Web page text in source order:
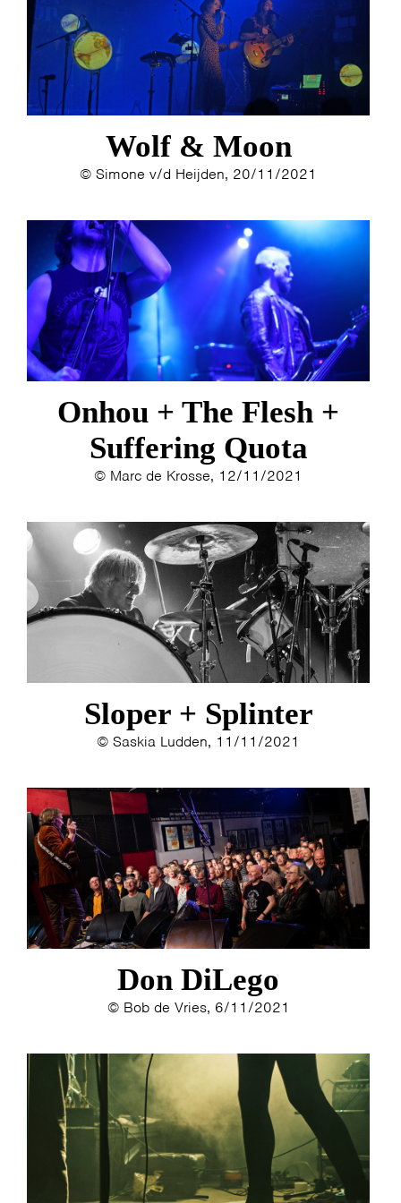
ELINE KAMMINGA
KAREN SAAMAN
ARNOUD HEIKENS
Wolf & Moon
© Simone v/d Heijden, 20/11/2021
Onhou + The Flesh +
Suffering Quota
© Marc de Krosse, 12/11/2021
Sloper + Splinter
© Saskia Ludden, 11/11/2021
Don DiLego
© Bob de Vries, 6/11/2021